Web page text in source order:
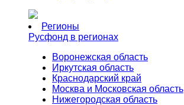
Регионы
Русфонд в регионах
Воронежская область
Иркутская область
Краснодарский край
Москва и Московская область
Нижегородская область